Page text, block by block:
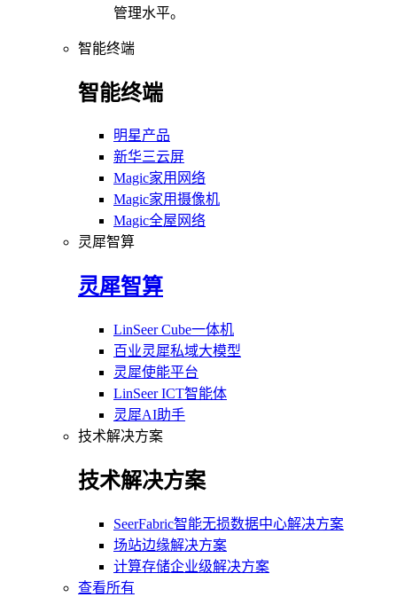
管理水平。
智能终端
智能终端
明星产品
新华三云屏
Magic家用网络
Magic家用摄像机
Magic全屋网络
灵犀智算
灵犀智算
LinSeer Cube一体机
百业灵犀私域大模型
灵犀使能平台
LinSeer ICT智能体
灵犀AI助手
技术解决方案
技术解决方案
SeerFabric智能无损数据中心解决方案
场站边缘解决方案
计算存储企业级解决方案
查看所有